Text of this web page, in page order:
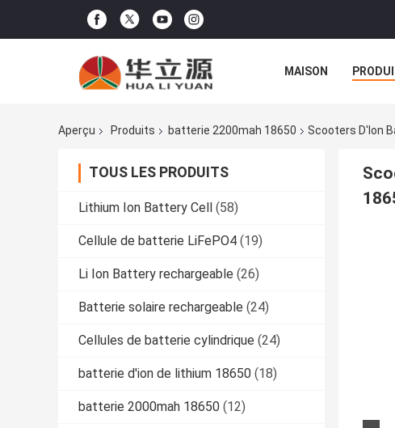
MAISON
Aperçu Produits batterie 2200mah 18650 Scooters D'Ion
TOUS LES PRODUITS
Lithium Ion Battery Cell (58)
Cellule de batterie LiFePO4 (19)
Li Ion Battery rechargeable (26)
Batterie solaire rechargeable (24)
Cellules de batterie cylindrique (24)
batterie d'ion de lithium 18650 (18)
batterie 2000mah 18650 (12)